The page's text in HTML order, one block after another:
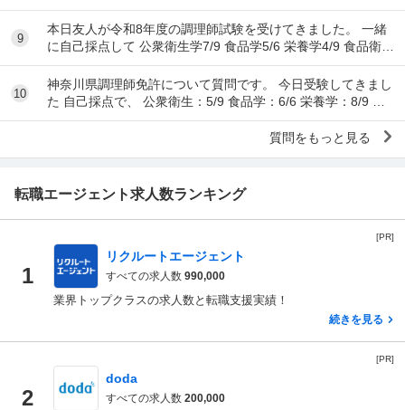
...
9
本日友人が令和8年度の調理師試験を受けてきました。 一緒
に自己採点して 公衆衛生学7/9 食品学5/6 栄養学4/9 食品衛生
学8/15 調理理論9/17 食文
10
神奈川県調理師免許について質問です。 今日受験してきまし
た 自己採点で、 公衆衛生：5/9 食品学：6/6 栄養学：8/9 食
品衛生：10/15 調理理...
質問をもっと見る
転職エージェント求人数ランキング
[PR]
1
リクルートエージェント
すべての求人数 990,000
業界トップクラスの求人数と転職支援実績！
続きを見る
[PR]
2
doda
すべての求人数 200,000